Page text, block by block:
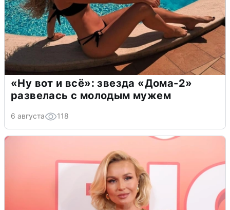
«Ну вот и всё»: звезда «Дома-2»
развелась с молодым мужем
6 августа 118